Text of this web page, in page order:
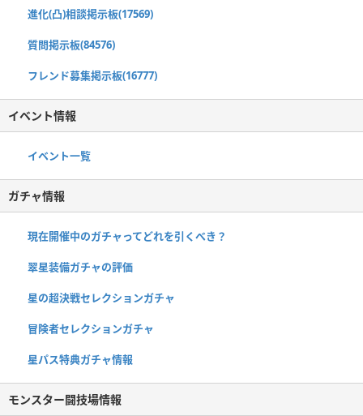
進化(凸)相談掲示板(17569)
質問掲示板(84576)
フレンド募集掲示板(16777)
イベント情報
イベント一覧
ガチャ情報
現在開催中のガチャってどれを引くべき？
翠星装備ガチャの評価
星の超決戦セレクションガチャ
冒険者セレクションガチャ
星パス特典ガチャ情報
モンスター闘技場情報